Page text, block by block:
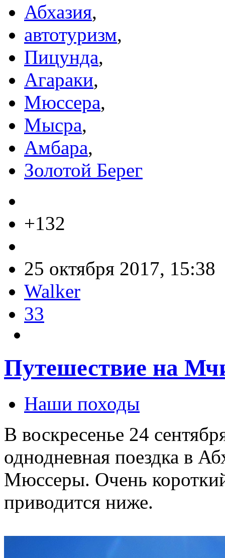
Абхазия,
автотуризм,
Пицунда,
Агараки,
Мюссера,
Мысра,
Амбара,
Золотой Берег
+132
25 октября 2017, 15:38
Walker
33
Путешествие на
Наши походы
В воскресенье 24
однодневная поездка в
Мюссеры. Очень
приводится ниже.